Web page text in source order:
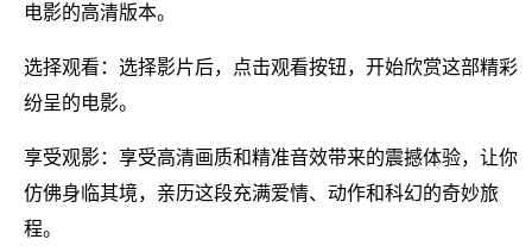
电影的高清版本。
选择观看：选择影片后，点击观看按钮，开始欣赏这部精彩
纷呈的电影。
享受观影：享受高清画质和精准音效带来的震撼体验，让你
仿佛身临其境，亲历这段充满爱情、动作和科幻的奇妙旅
程。